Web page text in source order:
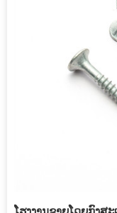
ໂຮງງານຂາຍໂດຍກົງສ